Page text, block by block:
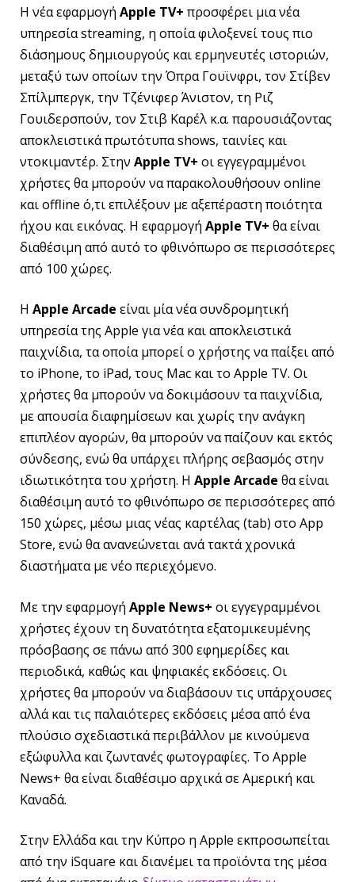
H νέα εφαρμογή Apple TV+ προσφέρει μια νέα
υπηρεσία streaming, η οποία φιλοξενεί τους πιο
διάσημους δημιουργούς και ερμηνευτές ιστοριών,
μεταξύ των οποίων την Όπρα Γουϊνφρι, τον Στίβεν
Σπίλμπεργκ, την Τζένιφερ Άνιστον, τη Ριζ
Γουιδερσπούν, τον Στιβ Καρέλ κ.α. παρουσιάζοντας
αποκλειστικά πρωτότυπα shows, ταινίες και
ντοκιμαντέρ. Στην Apple TV+ οι εγγεγραμμένοι
χρήστες θα μπορούν να παρακολουθήσουν online
και offline ό,τι επιλέξουν με αξεπέραστη ποιότητα
ήχου και εικόνας. Η εφαρμογή Apple TV+ θα είναι
διαθέσιμη από αυτό το φθινόπωρο σε περισσότερες
από 100 χώρες.
H Apple Arcade είναι μία νέα συνδρομητική
υπηρεσία της Apple για νέα και αποκλειστικά
παιχνίδια, τα οποία μπορεί ο χρήστης να παίξει από
το iPhone, το iPad, τους Mac και το Apple TV. Οι
χρήστες θα μπορούν να δοκιμάσουν τα παιχνίδια,
με απουσία διαφημίσεων και χωρίς την ανάγκη
επιπλέον αγορών, θα μπορούν να παίζουν και εκτός
σύνδεσης, ενώ θα υπάρχει πλήρης σεβασμός στην
ιδιωτικότητα του χρήστη. Η Apple Arcade θα είναι
διαθέσιμη αυτό το φθινόπωρο σε περισσότερες από
150 χώρες, μέσω μιας νέας καρτέλας (tab) στο App
Store, ενώ θα ανανεώνεται ανά τακτά χρονικά
διαστήματα με νέο περιεχόμενο.
Με την εφαρμογή Apple News+ οι εγγεγραμμένοι
χρήστες έχουν τη δυνατότητα εξατομικευμένης
πρόσβασης σε πάνω από 300 εφημερίδες και
περιοδικά, καθώς και ψηφιακές εκδόσεις. Οι
χρήστες θα μπορούν να διαβάσουν τις υπάρχουσες
αλλά και τις παλαιότερες εκδόσεις μέσα από ένα
πλούσιο σχεδιαστικά περιβάλλον με κινούμενα
εξώφυλλα και ζωντανές φωτογραφίες. Το Apple
News+ θα είναι διαθέσιμο αρχικά σε Αμερική και
Καναδά.
Στην Ελλάδα και την Κύπρο η Apple εκπροσωπείται
από την iSquare και διανέμει τα προϊόντα της μέσα